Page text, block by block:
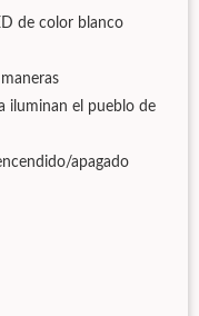
de color blanco
iluminan el pueblo de
apagado